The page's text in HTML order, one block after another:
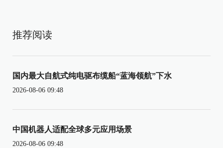
推荐阅读
国内最大自航式纯电驱布缆船“蓝海领航”下水
2026-08-06 09:48
中国机器人适配全球多元应用场景
2026-08-06 09:48